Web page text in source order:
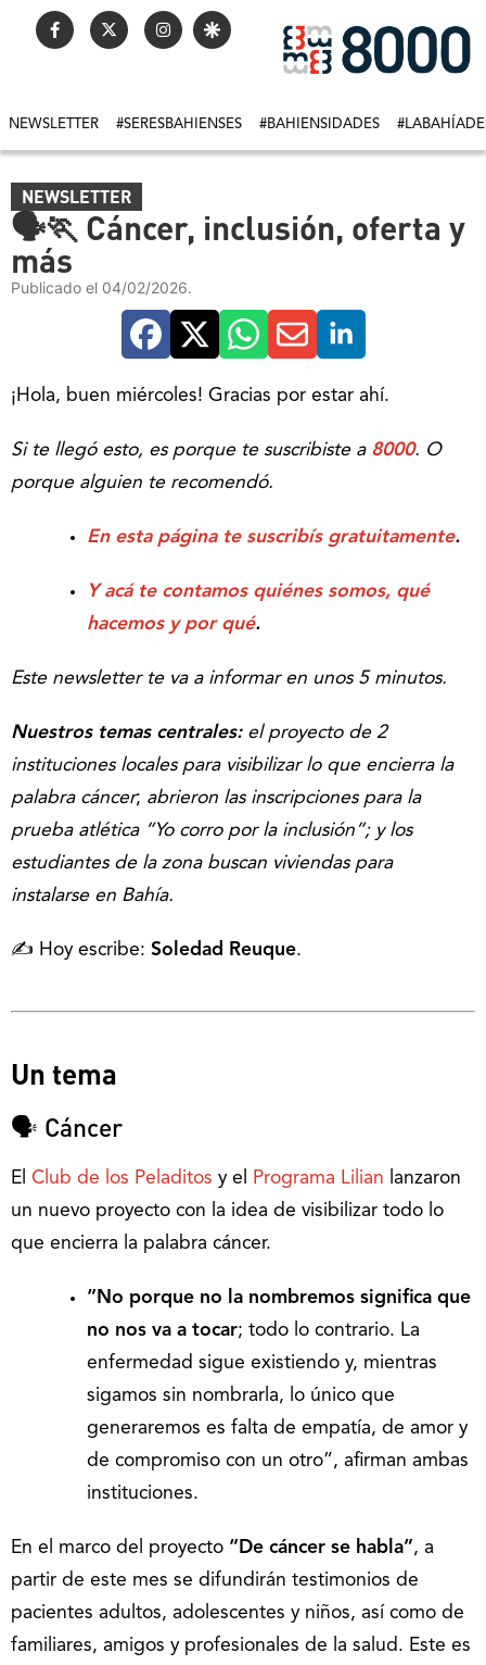
NEWSLETTER #SERESBAHIENSES #BAHIENSIDADES
NEWSLETTER
🗣️🏃 Cáncer, inclusión, oferta y
más
Publicado el 04/02/2026.
¡Hola, buen miércoles! Gracias por estar ahí.
Si te llegó esto, es porque te suscribiste a 8000. O
porque alguien te recomendó.
En esta página te suscribís gratuitamente.
Y acá te contamos quiénes somos, qué
hacemos y por qué.
Este newsletter te va a informar en unos 5 minutos.
Nuestros temas centrales:el proyecto de 2
instituciones locales para visibilizar lo que encierra la
palabra cáncer; abrieron las inscripciones para la
prueba atlética “Yo corro por la inclusión”; y los
estudiantes de la zona buscan viviendas para
instalarse en Bahía.
✍️ Hoy escribe: Soledad Reuque.
Un tema
🗣️ Cáncer
El Club de los Peladitos y el Programa Lilian lanzaron
un nuevo proyecto con la idea de visibilizar todo lo
que encierra la palabra cáncer.
“No porque no la nombremos significa que
no nos va a tocar; todo lo contrario. La
enfermedad sigue existiendo y, mientras
sigamos sin nombrarla, lo único que
generaremos es falta de empatía, de amor y
de compromiso con un otro”, afirman ambas
instituciones.
En el marco del proyecto “De cáncer se habla”, a
partir de este mes se difundirán testimonios de
pacientes adultos, adolescentes y niños, así como de
familiares, amigos y profesionales de la salud. Este es